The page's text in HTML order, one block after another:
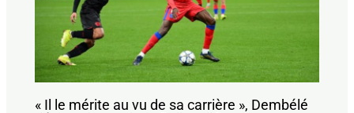
« Il le mérite au vu de sa carrière », Dembélé